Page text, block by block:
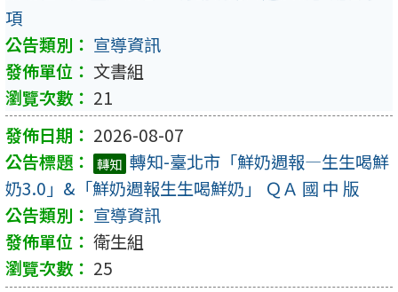
項
宣導資訊
文書組
21
2026-08-07
轉知 轉知-臺北市「鮮奶週報—生生喝鮮
奶3.0」&「鮮奶週報生生喝鮮奶」 ＱＡ 國 中 版
宣導資訊
衛生組
25